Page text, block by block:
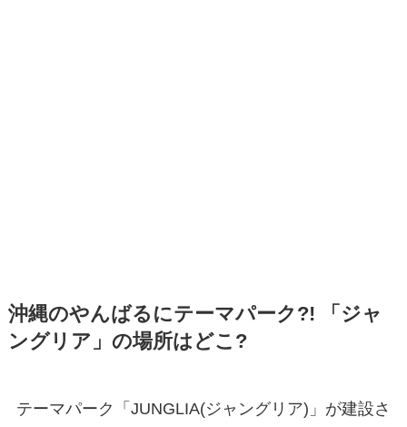
沖縄のやんばるにテーマパーク?! 「ジャ
ングリア」の場所はどこ?
テーマパーク「JUNGLIA(ジャングリア)」が建設さ